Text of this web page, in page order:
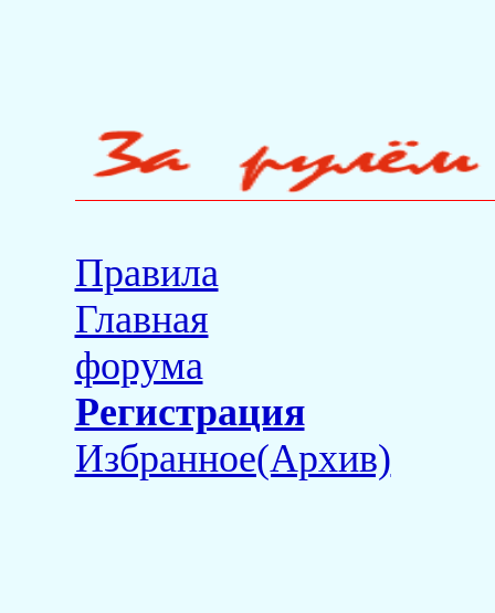
Правила
Главная
форума
Регистрация
Избранное(Архив)